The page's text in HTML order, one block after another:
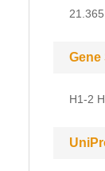
Gene
H1-2